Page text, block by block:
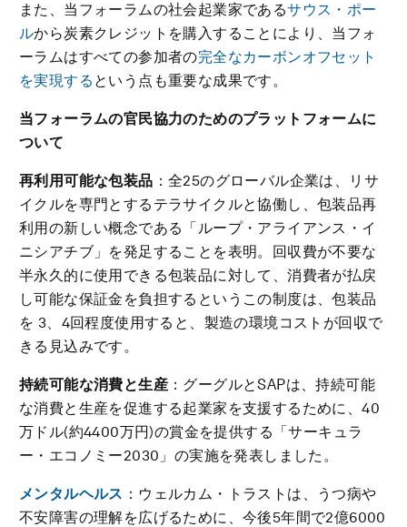
また、当フォーラムの社会起業家であるサウス・ポー
ルから炭素クレジットを購入することにより、当フォ
ーラムはすべての参加者の完全なカーボンオフセット
を実現する という点も重要な成果です。
当フォーラムの官民協力のためのプラットフォームに
ついて
再利用可能な包装品 ：全25のグローバル企業は、リサ
イクルを専門とするテラサイクルと協働し、包装品再
利用の新しい概念である「ループ・アライアンス・イ
ニシアチブ」を発足することを表明。回収費が不要な
半永久的に使用できる包装品に対して、消費者が払戻
し可能な保証金を負担するというこの制度は、包装品
を 3、4回程度使用すると、製造の環境コストが回収で
きる見込みです。
持続可能な消費と生産 ：グーグルとSAPは、持続可能
な消費と生産を促進する起業家を支援するために、40
万ドル(約4400万円)の賞金を提供する「サーキュラ
ー・エコノミー2030」の実施を発表しました。
メンタルヘルス ：ウェルカム・トラストは、うつ病や
不安障害の理解を広げるために、今後5年間で2億6000